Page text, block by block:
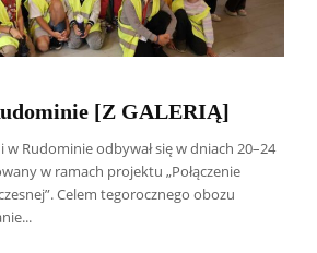
[Z GALERIĄ]
Rudominie odbywał się w dniach 20–24
w ramach projektu „Połączenie
Celem tegorocznego obozu
Aleksander Borowik
Antoni Radczenko
Artur Płokszto
Grzegorz Górny
Wąsowicz SDB